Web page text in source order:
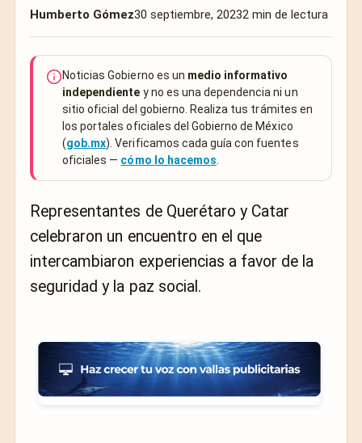
Humberto Gómez30 septiembre, 20232 min de lectura
Noticias Gobierno es un medio informativo
independiente y no es una dependencia ni un
sitio oficial del gobierno. Realiza tus trámites en
los portales oficiales del Gobierno de México
(gob.mx). Verificamos cada guía con fuentes
oficiales — cómo lo hacemos
Representantes de Querétaro y Catar
celebraron un encuentro en el que
intercambiaron experiencias a favor de la
seguridad y la paz social.